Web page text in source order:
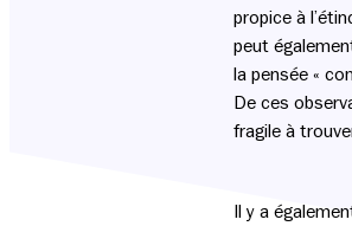
propice à
peut
la pensée «
De ces
fragile à
Il y a